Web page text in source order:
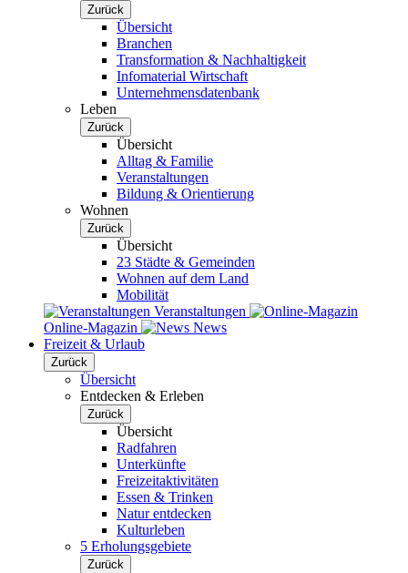
Zurück
Übersicht
Branchen
Transformation & Nachhaltigkeit
Infomaterial Wirtschaft
Unternehmensdatenbank
Leben
Zurück
Übersicht
Alltag & Familie
Veranstaltungen
Bildung & Orientierung
Wohnen
Zurück
Übersicht
23 Städte & Gemeinden
Wohnen auf dem Land
Mobilität
Veranstaltungen
Online-Magazin
News
Freizeit & Urlaub
Zurück
Übersicht
Entdecken & Erleben
Zurück
Übersicht
Radfahren
Unterkünfte
Freizeitaktivitäten
Essen & Trinken
Natur entdecken
Kulturleben
5 Erholungsgebiete
Zurück